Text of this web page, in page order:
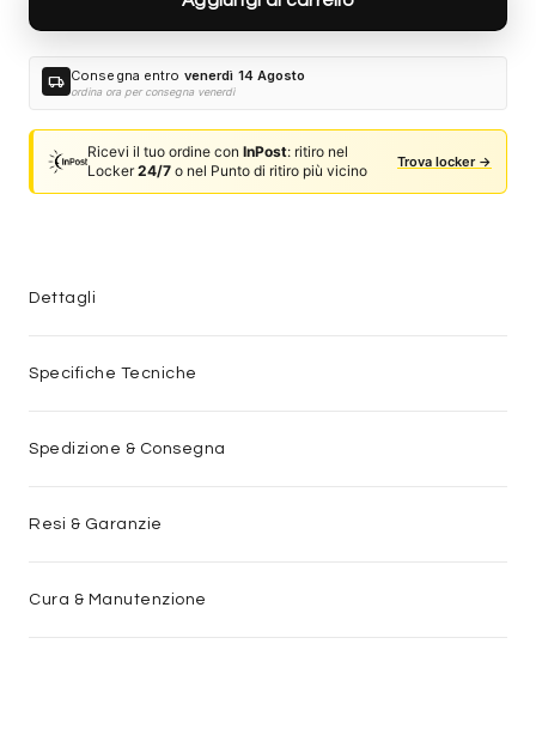
local_shipping Consegna entro venerdì 14 Agosto
ordina ora per consegna venerdì
Ricevi il tuo ordine conInPost: ritiro nel
Locker24/7 o nel Punto di ritiro più vicino
Trova locker →
Dettagli
Specifiche Tecniche
Spedizione & Consegna
Resi & Garanzie
Cura & Manutenzione